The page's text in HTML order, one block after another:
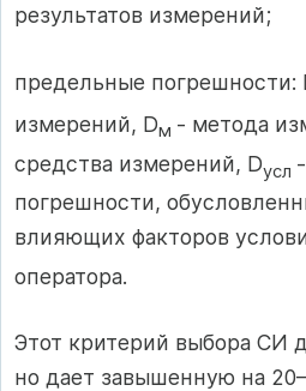
результатов измерений;
предельные погрешности:
измерений, Dм - метода
средства измерений, Dусл
погрешности,
влияющих факторов
оператора.
Этот критерий выбора СИ
но дает завышенную на